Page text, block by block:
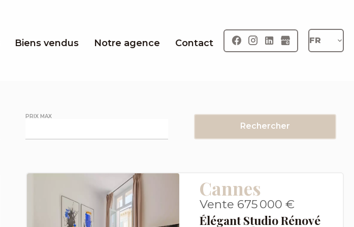
Biens vendus Notre agence Contact FR
PRIX MAX
Rechercher
Cannes
Vente 675 000 €
Élégant Studio Rénové